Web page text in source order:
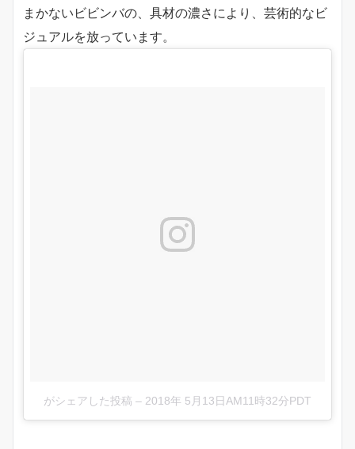
まかないビビンバの、具材の濃さにより、芸術的なビ
ジュアルを放っています。
がシェアした投稿 – 2018年 5月13日AM11時32分PDT